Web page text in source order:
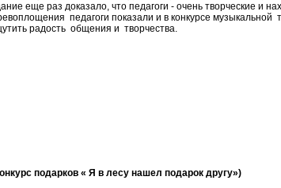
еще раз доказало, что педагоги - очень творческие и
педагоги показали и в конкурсе
радость общения и творчества.
подарков « Я в лесу нашел подарок другу»)